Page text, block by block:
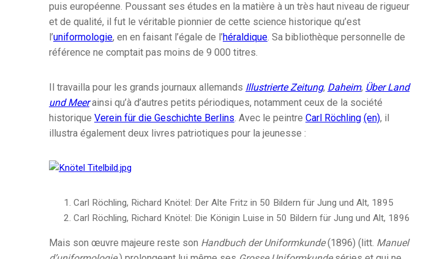
puis européenne. Poussant ses études en la matière à un très haut niveau de rigueur
et de qualité, il fut le véritable pionnier de cette science historique qu’est
l’uniformologie, en en faisant l’égale de l’héraldique. Sa bibliothèque personnelle de
référence ne comptait pas moins de 9 000 titres.
Il travailla pour les grands journaux allemands Illustrierte Zeitung, Daheim, Über Land
und Meerainsi qu’à d’autres petits périodiques, notamment ceux de la société
historique Verein für die Geschichte Berlins. Avec le peintre Carl Röchling (en), il
illustra également deux livres patriotiques pour la jeunesse :
Carl Röchling, Richard Knötel: Der Alte Fritz in 50 Bildern für Jung und Alt, 1895
Carl Röchling, Richard Knötel: Die Königin Luise in 50 Bildern für Jung und Alt, 1896
Mais son œuvre majeure reste son Handbuch der Uniformkunde(1896) (litt. Manuel